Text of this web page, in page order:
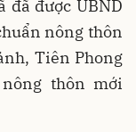
đã được UBND
nông thôn
Tiên Phong
thôn mới